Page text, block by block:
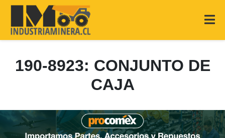
190-8923: CONJUNTO DE
CAJA